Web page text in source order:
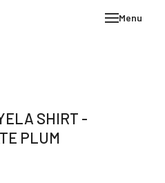
Menu
SHIRT -
PLUM